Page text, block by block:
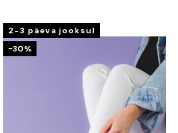
2-3 päeva jooksul
−30%